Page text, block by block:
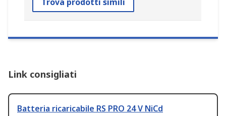
Trova prodotti simili
Link consigliati
Batteria ricaricabile RS PRO 24 V NiCd